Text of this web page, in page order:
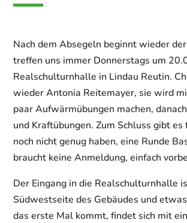
Nach dem Absegeln beginnt wieder
treffen uns immer Donnerstags um
Realschulturnhalle in Lindau Reutin.
wieder Antonia Reitemayer, sie wird
paar Aufwärmübungen machen,
und Kraftübungen. Zum Schluss gibt es
noch nicht genug haben, eine Runde
braucht keine Anmeldung, einfach
Der Eingang in die Realschulturnhalle
Südwestseite des Gebäudes und
das erste Mal kommt, findet sich mit